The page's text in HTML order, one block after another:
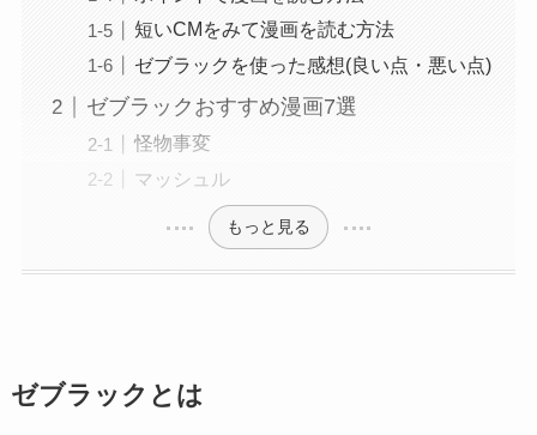
短いCMをみて漫画を読む方法
ゼブラックを使った感想(良い点・悪い点)
ゼブラックおすすめ漫画7選
怪物事変
マッシュル
もっと見る
ゼブラックとは